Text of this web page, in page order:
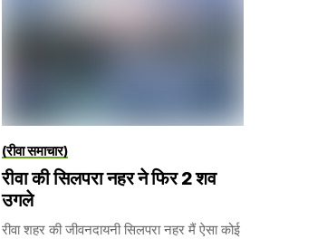
(रीवा समाचार)
रीवा की सिलपरा नहर ने फिर 2 शव
उगले
रीवा शहर की जीवनदायनी सिलपरा नहर मैं ऐसा कोई